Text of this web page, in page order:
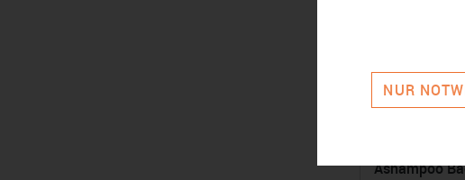
Ashampoo
NUR